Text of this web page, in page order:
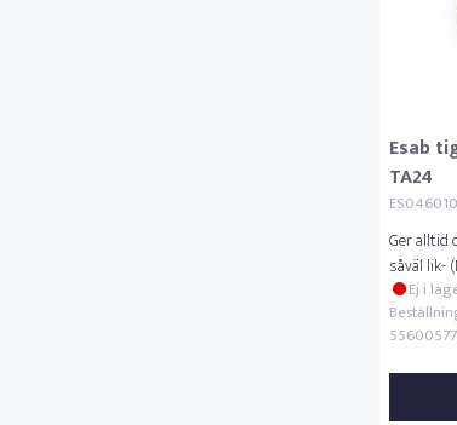
Esab
TA24
Ger alltid
såväl lik-
Ej i